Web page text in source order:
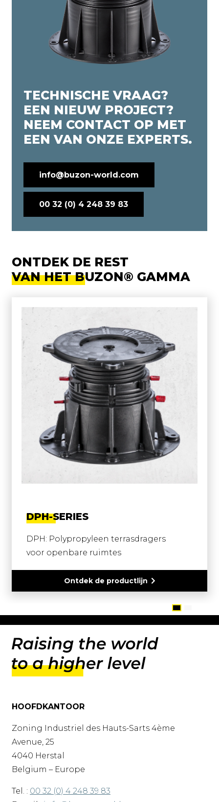
TECHNISCHE VRAAG?
EEN NIEUW PROJECT?
NEEM CONTACT OP MET
EEN VAN ONZE EXPERTS.
info@buzon-world.com
00 32 (0) 4 248 39 83
ONTDEK DE REST
VAN HET BUZON® GAMMA
DPH-SERIES
DPH: Polypropyleen terrasdragers
voor openbare ruimtes
Ontdek de productlijn
HOOFDKANTOOR
Zoning Industriel des Hauts-Sarts 4ème
Avenue, 25
4040 Herstal
Belgium – Europe
Tel. : 00 32 (0) 4 248 39 83